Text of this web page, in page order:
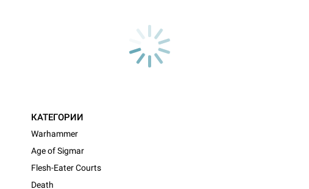
КАТЕГОРИИ
Warhammer
Age of Sigmar
Flesh-Eater Courts
Death